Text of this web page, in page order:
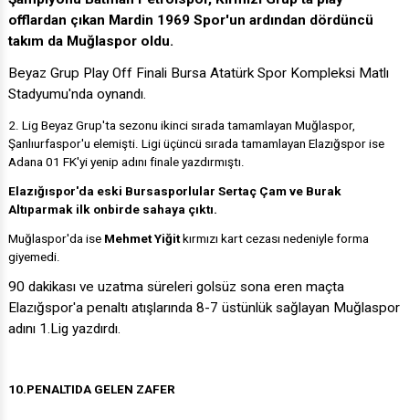
Şampiyonu Batman Petrolspor, Kırmızı Grup'ta play
offlardan çıkan Mardin 1969 Spor'un ardından dördüncü
takım da Muğlaspor oldu.
Beyaz Grup Play Off Finali Bursa Atatürk Spor Kompleksi Matlı
Stadyumu'nda oynandı.
2. Lig Beyaz Grup'ta sezonu ikinci sırada tamamlayan Muğlaspor,
Şanlıurfaspor'u elemişti. Ligi üçüncü sırada tamamlayan Elazığspor ise
Adana 01 FK'yi yenip adını finale yazdırmıştı.
Elazığıspor'da eski Bursasporlular Sertaç Çam ve Burak
Altıparmak ilk onbirde sahaya çıktı.
Muğlaspor'da ise
Mehmet Yiğit
kırmızı kart cezası nedeniyle forma
giyemedi.
90 dakikası ve uzatma süreleri golsüz sona eren maçta
Elazığspor'a penaltı atışlarında 8-7 üstünlük sağlayan Muğlaspor
adını 1.Lig yazdırdı.